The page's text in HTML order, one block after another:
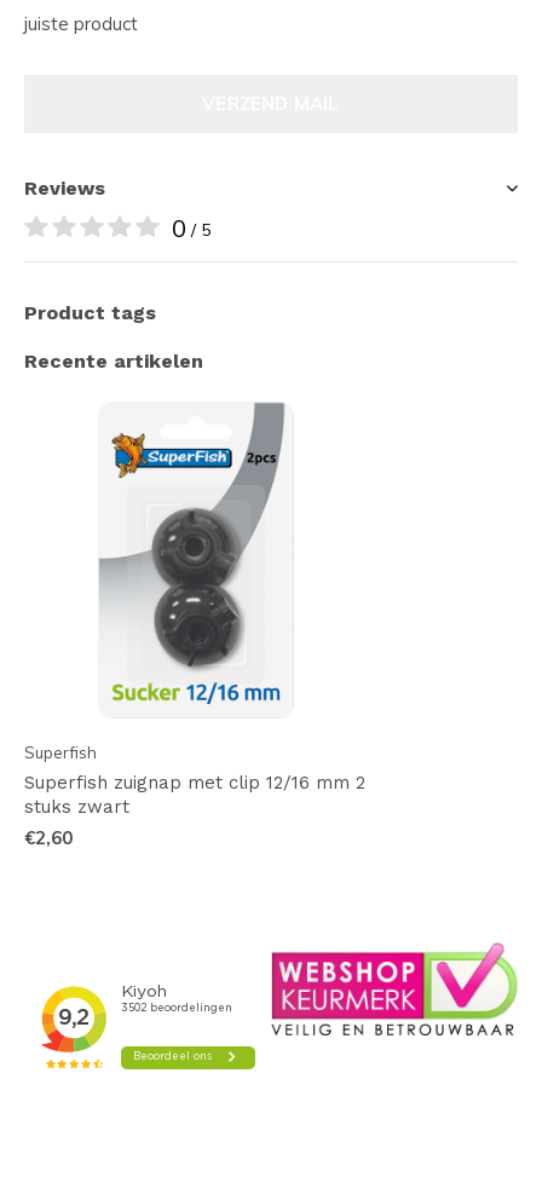
juiste product
Reviews
0 / 5
Product tags
Recente artikelen
Superfish
Superfish zuignap met clip 12/16 mm 2
stuks zwart
€2,60